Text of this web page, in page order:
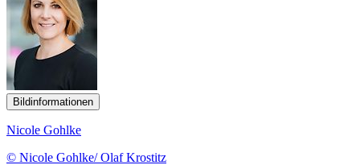
Bildinformationen
Nicole Gohlke
© Nicole Gohlke/ Olaf Krostitz